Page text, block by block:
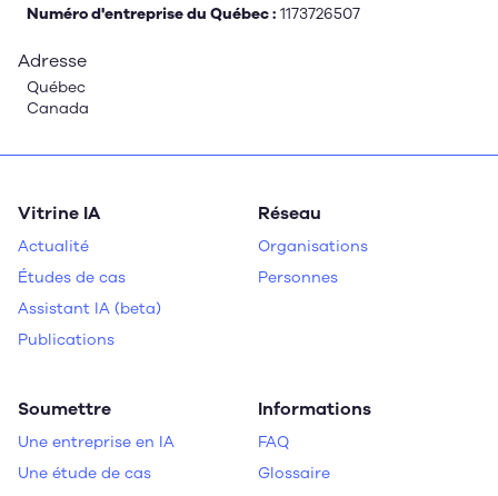
Numéro d'entreprise du Québec : 1173726507
Adresse
Québec
Canada
Vitrine IA
Actualité
Études de cas
Assistant IA (beta)
Publications
Réseau
Organisations
Personnes
Soumettre
Une entreprise en IA
Une étude de cas
Informations
FAQ
Glossaire